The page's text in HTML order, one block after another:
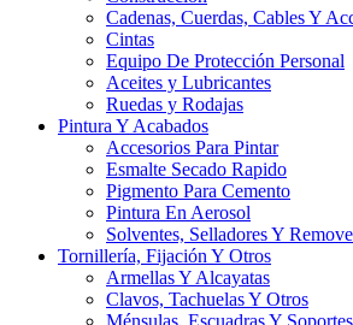
Cadenas, Cuerdas, Cables Y
Cintas
Equipo De Protección Personal
Aceites y Lubricantes
Ruedas y Rodajas
Pintura Y Acabados
Accesorios Para Pintar
Esmalte Secado Rapido
Pigmento Para Cemento
Pintura En Aerosol
Solventes, Selladores Y
Tornillería, Fijación Y Otros
Armellas Y Alcayatas
Clavos, Tachuelas Y Otros
Ménsulas, Escuadras Y Soportes